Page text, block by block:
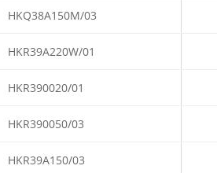
HKQ38A150M/03
HKR39A220W/01
HKR390020/01
HKR390050/03
HKR39A150/03